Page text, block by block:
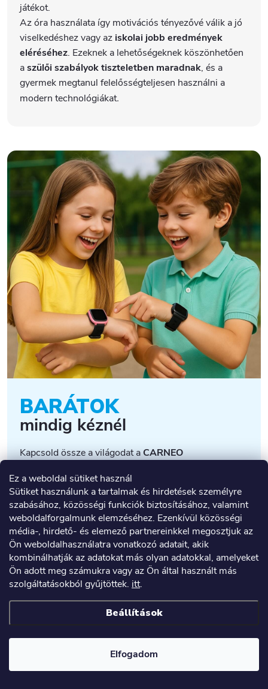
Ez a weboldal sütiket használ
Sütiket használunk a tartalmak és hirdetések személyre
szabásához, közösségi funkciók biztosításához, valamint
weboldalforgalmunk elemzéséhez. Ezenkívül közösségi
média-, hirdető- és elemező partnereinkkel megosztjuk az
Ön weboldalhasználatra vonatkozó adatait, akik
kombinálhatják az adatokat más olyan adatokkal, amelyeket
Ön adott meg számukra vagy az Ön által használt más
szolgáltatásokból gyűjtöttek. itt.
Beállítások
Elfogadom
játékot.
Az óra használata így motivációs tényezővé válik a jó
viselkedéshez vagy az iskolai jobb eredmények
eléréséhez. Ezeknek a lehetőségeknek köszönhetően
aszülői szabályok tiszteletben maradnak, és a
gyermek megtanul felelősségteljesen használni a
modern technológiákat.
BARÁTOK
mindig kéznél
Kapcsold össze a világodat aCARNEO
Képzeld el, hogy aCARNEO GuardKid+
nem csak egy egyszerű segédeszköz, hanem egy híd
a barátsághoz. A CARNEO BestFriendConnect®
egyedülálló funkciójának köszönhetően akár 70 óra is
összekapcsolható – és kezdődhet a szórakozás
👫Csevegj a barátaiddalbiztonságos HD
videóhívásokon keresztül.
🎤Küldj hangüzenetekettele nevetéssel és